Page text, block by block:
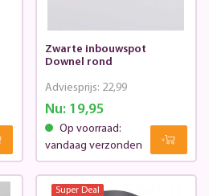
Zwarte inbouwspot
Downel rond
Nu: 19,95
Adviesprijs: 22,99
Op voorraad:
vandaag verzonden
Super Deal